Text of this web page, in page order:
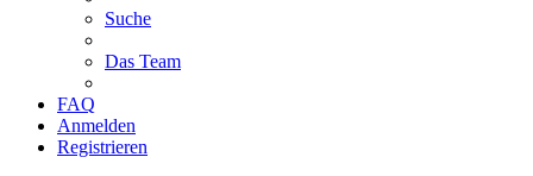
Suche
Das Team
FAQ
Anmelden
Registrieren